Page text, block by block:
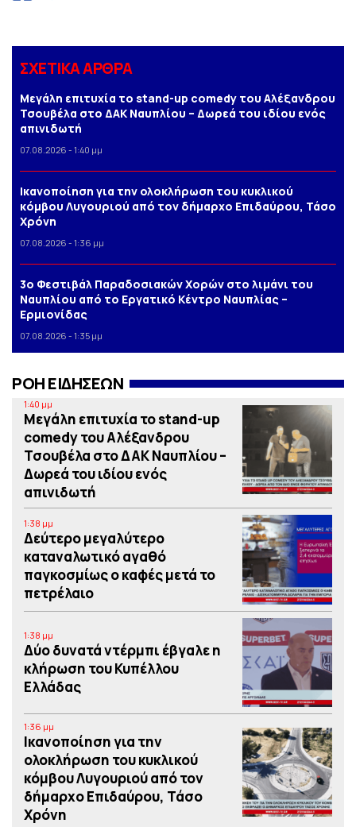
ΣΧΕΤΙΚΑ ΑΡΘΡΑ
Μεγάλη επιτυχία το stand-up comedy του Αλέξανδρου
Τσουβέλα στο ΔΑΚ Ναυπλίου – Δωρεά του ιδίου ενός
απινιδωτή
07.08.2026 - 1:40 μμ
Iκανοποίηση για την ολοκλήρωση του κυκλικού
κόμβου Λυγουριού από τον δήμαρχο Επιδαύρου, Τάσο
Χρόνη
07.08.2026 - 1:36 μμ
3o Φεστιβάλ Παραδοσιακών Χορών στο λιμάνι του
Ναυπλίου από το Εργατικό Κέντρο Ναυπλίας –
Ερμιονίδας
07.08.2026 - 1:35 μμ
ΡΟΗ ΕΙΔΗΣΕΩΝ
1:40 μμ
Μεγάλη επιτυχία το stand-up
comedy του Αλέξανδρου
Τσουβέλα στο ΔΑΚ Ναυπλίου –
Δωρεά του ιδίου ενός
απινιδωτή
1:38 μμ
Δεύτερο μεγαλύτερο
καταναλωτικό αγαθό
παγκοσμίως ο καφές μετά το
πετρέλαιο
1:38 μμ
Δύο δυνατά ντέρμπι έβγαλε η
κλήρωση του Κυπέλλου
Ελλάδας
1:36 μμ
Iκανοποίηση για την
ολοκλήρωση του κυκλικού
κόμβου Λυγουριού από τον
δήμαρχο Επιδαύρου, Τάσο
Χρόνη